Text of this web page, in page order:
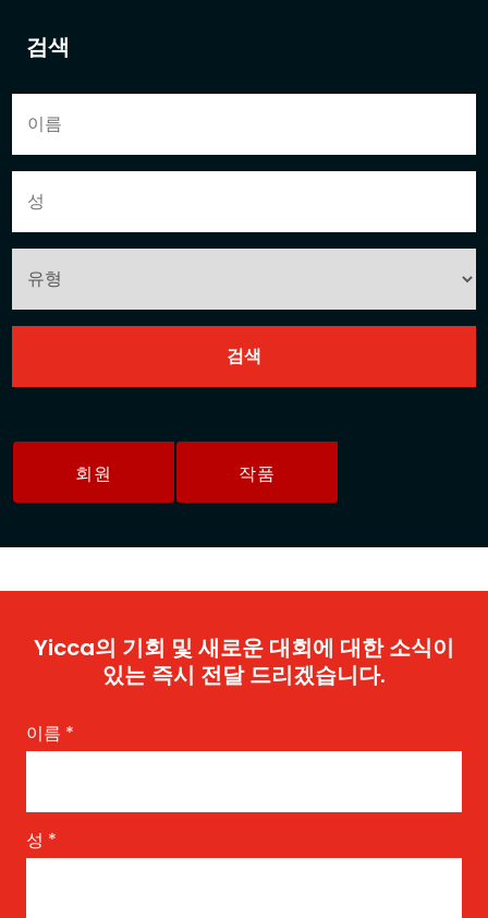
검색
회원 작품
Yicca의 기회 및 새로운 대회에 대한 소식이
있는 즉시 전달 드리겠습니다.
이름 *
성 *